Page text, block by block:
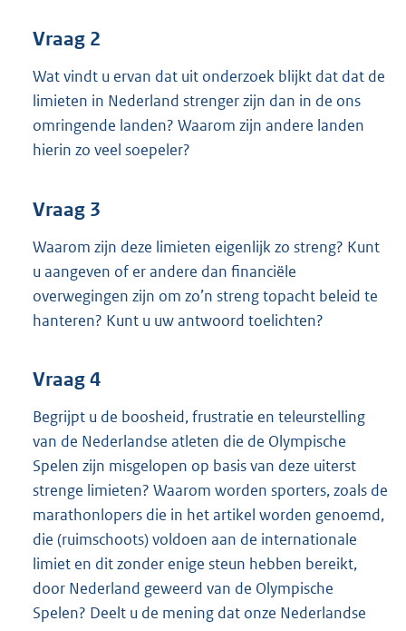
Vraag 2
Wat vindt u ervan dat uit onderzoek blijkt dat dat de
limieten in Nederland strenger zijn dan in de ons
omringende landen? Waarom zijn andere landen
hierin zo veel soepeler?
Vraag 3
Waarom zijn deze limieten eigenlijk zo streng? Kunt
u aangeven of er andere dan financiële
overwegingen zijn om zo’n streng topacht beleid te
hanteren? Kunt u uw antwoord toelichten?
Vraag 4
Begrijpt u de boosheid, frustratie en teleurstelling
van de Nederlandse atleten die de Olympische
Spelen zijn misgelopen op basis van deze uiterst
strenge limieten? Waarom worden sporters, zoals de
marathonlopers die in het artikel worden genoemd,
die (ruimschoots) voldoen aan de internationale
limiet en dit zonder enige steun hebben bereikt,
door Nederland geweerd van de Olympische
Spelen? Deelt u de mening dat onze Nederlandse